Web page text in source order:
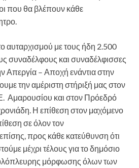
που θα βλέπουν κάθε
αυταρχισμού με τους ήδη 2.500
συναδέλφους και συναδέλφισσες
Απεργία – Αποχή ενάντια στην
την αμέριστη στήριξή μας στον
και στον Πρόεδρό
Η επίθεση στον μαχόμενο
σε όλον τον
προς κάθε κατεύθυνση ότι
μέχρι τέλους για το δημόσιο
μόρφωσης όλων των